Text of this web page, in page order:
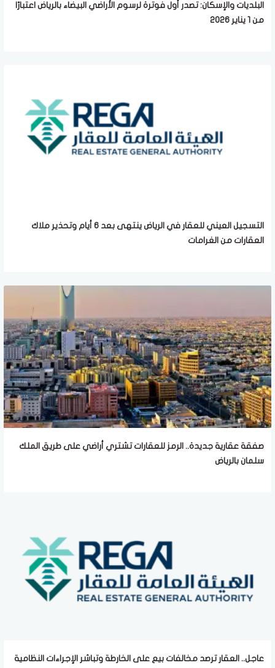
البلديات والإسكان: تصدر أول فوترة لرسوم الأراضي البيضاء بالرياض اعتبارًا
من 1 يناير 2026
التسجيل العيني للعقار في الرياض ينتهى بعد 6 أيام وتحذير ملاك
العقارات من الغرامات
صفقة عقارية جديدة.. الرمز للعقارات تشتري أراضي على طريق الملك
سلمان بالرياض
عاجل.. العقار ترصد مخالفات بيع على الخارطة وتباشر الإجراءات النظامية